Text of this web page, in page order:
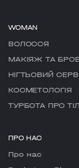
WOMAN
ВОЛОССЯ
МАКІЯЖ ТА
НІГТЬОВИЙ
КОСМЕТОЛОГІЯ
ТУРБОТА ПРО
ПРО НАС
Про нас